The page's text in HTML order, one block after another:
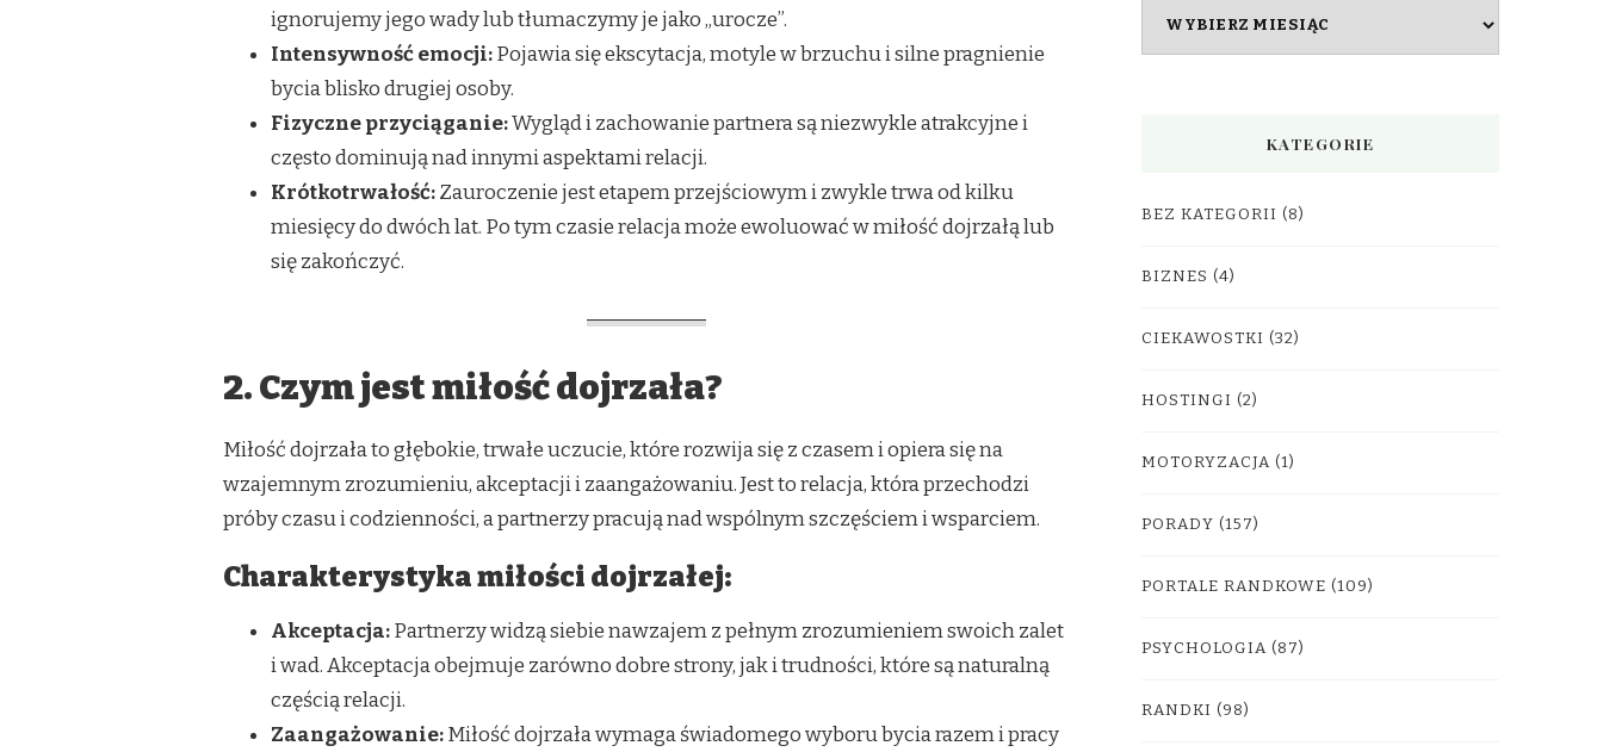
ignorujemy jego wady lub tłumaczymy je jako „urocze”.
Intensywność emocji:Pojawia się ekscytacja, motyle w brzuchu i silne pragnienie
bycia blisko drugiej osoby.
Fizyczne przyciąganie:Wygląd i zachowanie partnera są niezwykle atrakcyjne i
często dominują nad innymi aspektami relacji.
Krótkotrwałość:Zauroczenie jest etapem przejściowym i zwykle trwa od kilku
miesięcy do dwóch lat. Po tym czasie relacja może ewoluować w miłość dojrzałą lub
się zakończyć.
2. Czym jest miłość dojrzała?
Miłość dojrzała to głębokie, trwałe uczucie, które rozwija się z czasem i opiera się na
wzajemnym zrozumieniu, akceptacji i zaangażowaniu. Jest to relacja, która przechodzi
próby czasu i codzienności, a partnerzy pracują nad wspólnym szczęściem i wsparciem.
Charakterystyka miłości dojrzałej:
Akceptacja:Partnerzy widzą siebie nawzajem z pełnym zrozumieniem swoich zalet
i wad. Akceptacja obejmuje zarówno dobre strony, jak i trudności, które są naturalną
częścią relacji.
Zaangażowanie:Miłość dojrzała wymaga świadomego wyboru bycia razem i pracy
KATEGORIE
BEZ KATEGORII (8)
BIZNES (4)
CIEKAWOSTKI (32)
HOSTINGI (2)
MOTORYZACJA (1)
PORADY (157)
PORTALE RANDKOWE (109)
PSYCHOLOGIA (87)
RANDKI (98)